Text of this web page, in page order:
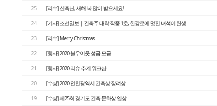
25 [리슈] 신축년, 새해 복 많이 받으세요!
24 [기사] 조선일보｜건축주 대학 작품 1호, 한강로에 멋진 녀석이 탄생
23 [리슈] Merry Christmas
22 [행사] 2020 불우이웃 성금 모금
21 [행사] 2020 리슈 추계 워크샵
20 [수상] 2020 인천광역시 건축상 장려상
19 [수상] 제25회 경기도 건축 문화상 입상